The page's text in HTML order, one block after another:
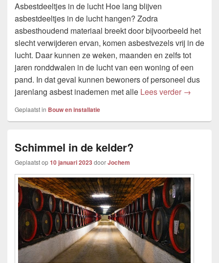
Asbestdeeltjes in de lucht Hoe lang blijven
asbestdeeltjes in de lucht hangen? Zodra
asbesthoudend materiaal breekt door bijvoorbeeld het
slecht verwijderen ervan, komen asbestvezels vrij in de
lucht. Daar kunnen ze weken, maanden en zelfs tot
jaren ronddwalen in de lucht van een woning of een
pand. In dat geval kunnen bewoners of personeel dus
jarenlang asbest inademen met alle Lees verder Hoe lang
→
Geplaatst in Bouw en installatie
Schimmel in de kelder?
Geplaatst op10 januari 2023 doorJochem